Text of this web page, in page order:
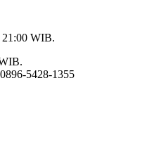
21:00 WIB.
5428-1355